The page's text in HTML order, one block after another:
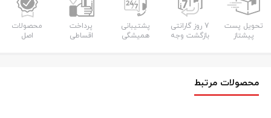
تحویل پست
پیشتاز
7 روز گارانتی
بازگشت وجه
پشتیبانی
همیشگی
پرداخت
اقساطی
محصولات
اصل
محصولات مرتبط